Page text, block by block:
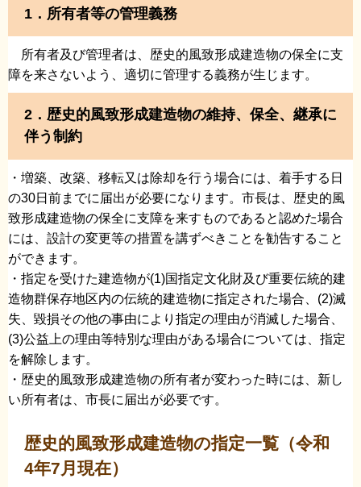
1．所有者等の管理義務
所有者及び管理者は、歴史的風致形成建造物の保全に支
障を来さないよう、適切に管理する義務が生じます。
2．歴史的風致形成建造物の維持、保全、継承に
伴う制約
・増築、改築、移転又は除却を行う場合には、着手する日
の30日前までに届出が必要になります。市長は、歴史的風
致形成建造物の保全に支障を来すものであると認めた場合
には、設計の変更等の措置を講ずべきことを勧告すること
ができます。
・指定を受けた建造物が(1)国指定文化財及び重要伝統的建
造物群保存地区内の伝統的建造物に指定された場合、(2)滅
失、毀損その他の事由により指定の理由が消滅した場合、
(3)公益上の理由等特別な理由がある場合については、指定
を解除します。
・歴史的風致形成建造物の所有者が変わった時には、新し
い所有者は、市長に届出が必要です。
歴史的風致形成建造物の指定一覧（令和
4年7月現在）